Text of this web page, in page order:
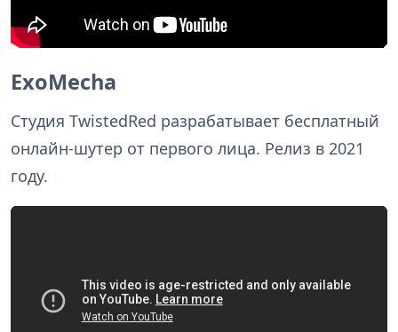
ExoMecha
Студия TwistedRed разрабатывает бесплатный
онлайн-шутер от первого лица. Релиз в 2021
году.